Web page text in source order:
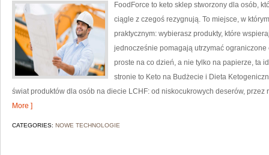
FoodForce to keto sklep stworzony dla osób,
ciągle z czegoś rezygnują. To miejsce, w
praktycznym: wybierasz produkty, które
jednocześnie pomagają utrzymać
proste na co dzień, a nie tylko na papierze, ta
stronie to Keto na Budżecie i Dieta
świat produktów dla osób na diecie LCHF: od niskocukrowych deserów,
More ]
CATEGORIES: NOWE TECHNOLOGIE